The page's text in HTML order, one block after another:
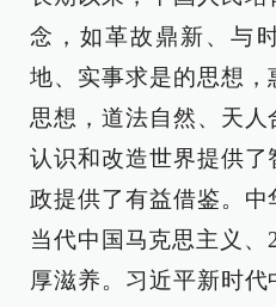
念，如革故鼎新、与
地、实事求是的思想
思想，道法自然、天
认识和改造世界提供
政提供了有益借鉴。
当代中国马克思主义
厚滋养。习近平新时